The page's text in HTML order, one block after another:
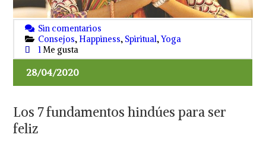
Sin comentarios
Consejos, Happiness, Spiritual,Yoga
1Me gusta
28/04/2020
Los 7 fundamentos hindúes para ser
feliz